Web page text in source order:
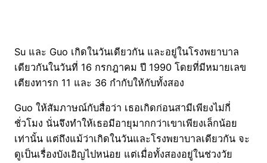
Su และ Guo เกิดในวันเดียวกัน และอยู่ในโรงพยาบาล
เดียวกันในวันที่ 16 กรกฎาคม ปี 1990 โดยที่มีหมายเลข
เตียงทารก 11 และ 36 กำกับให้กับทั้งสอง
Guo ให้สัมภาษณ์กับสื่อว่า เธอเกิดก่อนสามีเพียงไม่กี่
ชั่วโมง นั่นจึงทำให้เธอมีอายุมากกว่าเขาเพียงเล็กน้อย
เท่านั้น แต่ถึงแม้ว่าเกิดในวันและโรงพยาบาลเดียวกัน จะ
ดูเป็นเรื่องบังเอิญไปหน่อย แต่เมื่อทั้งสองอยู่ในช่วงวัย